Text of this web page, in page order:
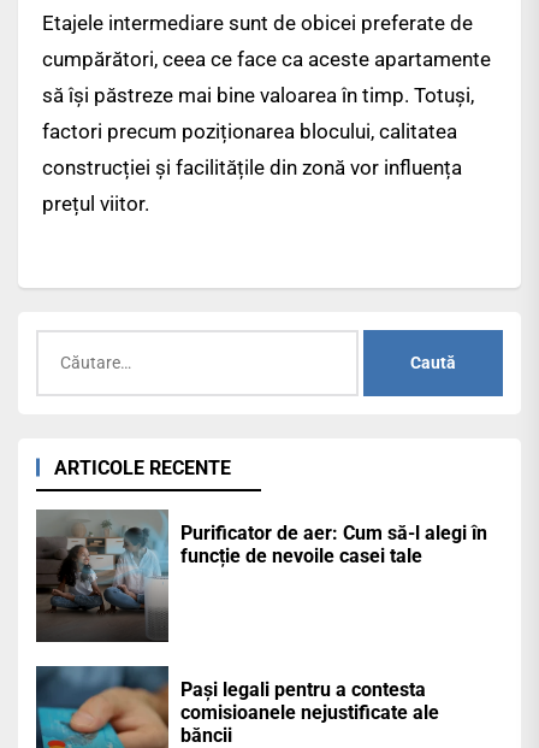
Etajele intermediare sunt de obicei preferate de
cumpărători, ceea ce face ca aceste apartamente
să își păstreze mai bine valoarea în timp. Totuși,
factori precum poziționarea blocului, calitatea
construcției și facilitățile din zonă vor influența
prețul viitor.
după:
ARTICOLE RECENTE
Purificator de aer: Cum să-l alegi în
funcție de nevoile casei tale
Pași legali pentru a contesta
comisioanele nejustificate ale
băncii